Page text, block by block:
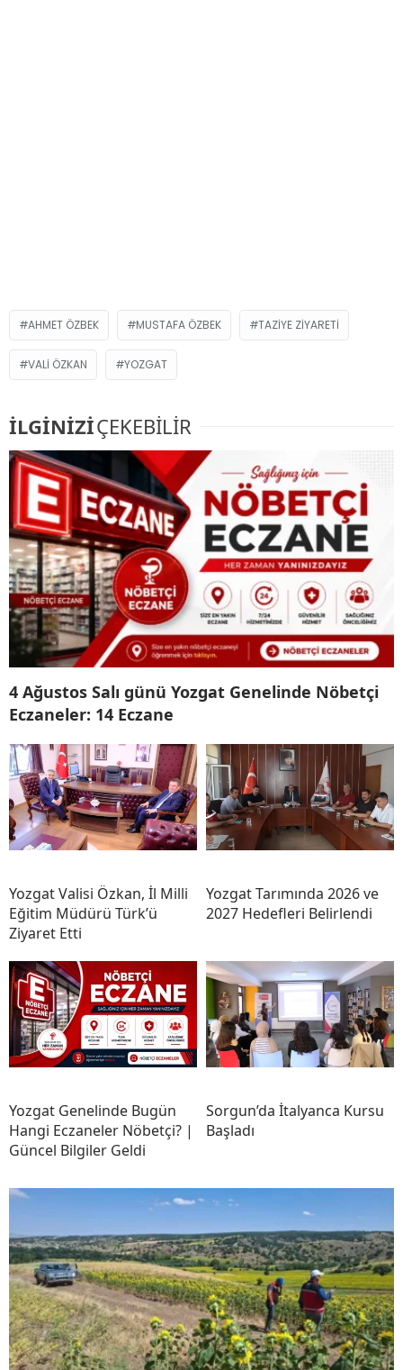
AHMET ÖZBEK MUSTAFA ÖZBEK TAZIYE ZIYARETI
VALI ÖZKAN YOZGAT
İLGİNİZİÇEKEBİLİR
4 Ağustos Salı günü Yozgat Genelinde Nöbetçi
Eczaneler: 14 Eczane
Yozgat Valisi Özkan, İl Milli
Eğitim Müdürü Türk’ü
Ziyaret Etti
Yozgat Tarımında 2026 ve
2027 Hedefleri Belirlendi
Yozgat Genelinde Bugün
Hangi Eczaneler Nöbetçi? |
Güncel Bilgiler Geldi
Sorgun’da İtalyanca Kursu
Başladı